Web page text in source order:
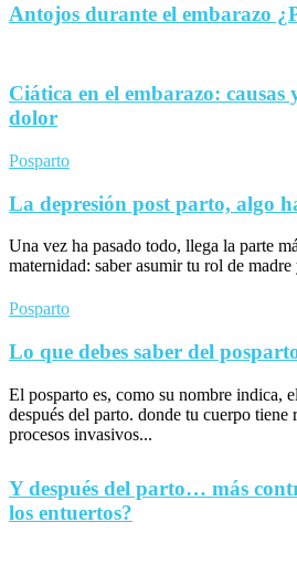
Antojos durante el embarazo
Ciática en el embarazo:
dolor
Posparto
La depresión post parto, algo
Una vez ha pasado todo, llega la parte
maternidad: saber asumir tu rol de madre
Posparto
Lo que debes saber del
El posparto es, como su nombre indica,
después del parto. donde tu cuerpo tiene
procesos invasivos...
Y después del parto… más
los entuertos?